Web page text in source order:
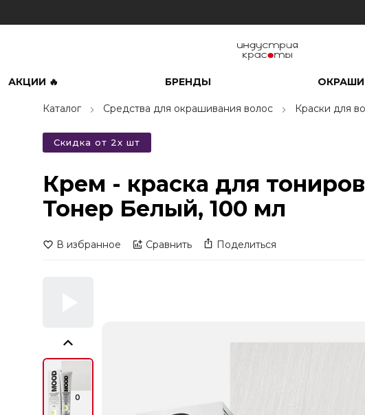
АКЦИИ 🔥 БРЕНДЫ
Каталог Средства для окрашивания волос Краски для
Скидка от 2х шт
Крем - краска для
Тонер Белый, 100 мл
В избранное Сравнить Поделиться